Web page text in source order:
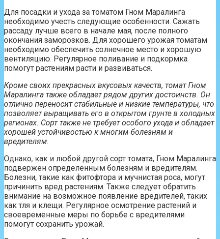
Для посадки и ухода за томатом Гном Маралинга
необходимо учесть следующие особенности. Сажать
рассаду лучше всего в начале мая, после полного
окончания заморозков. Для хорошего урожая томатам
необходимо обеспечить солнечное место и хорошую
вентиляцию. Регулярное поливание и подкормка
помогут растениям расти и развиваться.
Кроме своих прекрасных вкусовых качеств, томат Гном
Маралинга также обладает рядом других достоинств. Он
отлично переносит стабильные и низкие температуры, что
позволяет выращивать его в открытом грунте в холодных
регионах. Сорт также не требует особого ухода и обладает
хорошей устойчивостью к многим болезням и
вредителям.
Однако, как и любой другой сорт томата, Гном Маралинга
подвержен определенным болезням и вредителям.
Болезни, такие как фитофтора и мучнистая роса, могут
причинить вред растениям. Также следует обратить
внимание на возможное появление вредителей, таких
как тля и клещи. Регулярное осмотрение растений и
своевременные меры по борьбе с вредителями
помогут сохранить урожай.